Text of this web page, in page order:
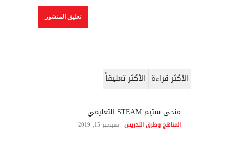
الأكثر قراءة الأكثر تعليقاً
منحى ستيم STEAM التعليمي
المناهج وطرق التدريس سبتمبر 15, 2019